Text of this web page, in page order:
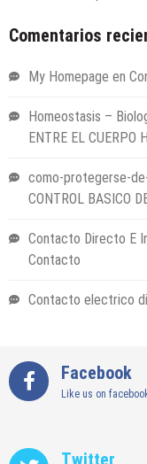
Comentarios
My Homepage en
Homeostasis –
ENTRE EL CUERPO
como-protegerse-
CONTROL BASICO
Contacto Directo E
Contacto
Contacto electrico
Facebook
Like us on